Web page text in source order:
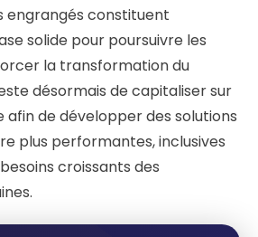
engrangés constituent
solide pour poursuivre les
la transformation du
désormais de capitaliser sur
de développer des solutions
plus performantes, inclusives
croissants des